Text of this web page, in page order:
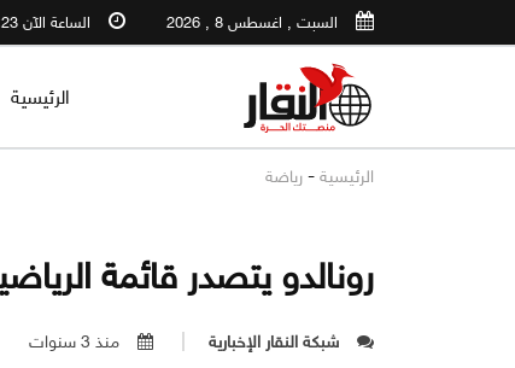
السبت , اغسطس 8 , 2026 الساعة الآن 10:23 PM
الرئيسية
الرئيسية - رياضة
رونالدو يتصدر قائمة
شبكة النقار الإخبارية منذ 3 سنوات